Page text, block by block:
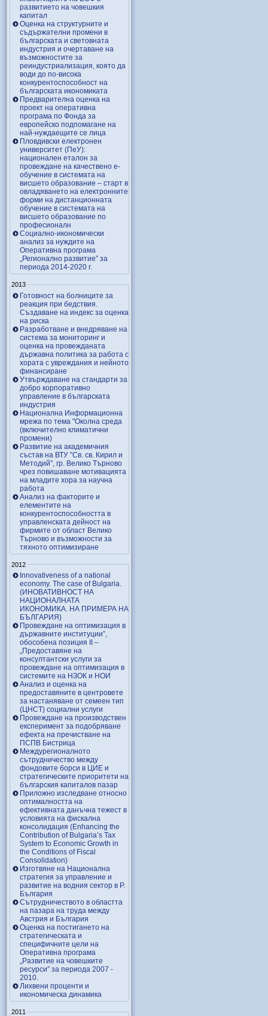
развитието на човешкия
капитал
Оценка на структурните и
съдържателни промени в
българската и световната
индустрия и очертаване на
възможностите за
реиндустриализация, която да
води до по-висока
конкурентоспособност на
българската икономиката
Предварителна оценка на
проект на оперативна
програма по Фонда за
европейско подпомагане на
най-нуждаещите се лица
Пловдивски електронен
университет (ПеУ):
национален еталон за
провеждане на качествено е-
обучение в системата на
висшето образование – старт в
овладяването на електронните
форми на дистанционната
обучение в системата на
висшето образование по
професионалн
Социално-икономически
анализ за нуждите на
Оперативна програма
„Регионално развитие” за
периода 2014-2020 г.
2013
Готовност на болниците за
реакция при бедствия.
Създаване на индекс за оценка
на риска
Разработване и внедряване на
система за мониторинг и
оценка на провежданата
държавна политика за работа с
хората с увреждания и нейното
финансиране
Утвърждаване на стандарти за
добро корпоративно
управление в българската
индустрия
Национална Информационна
мрежа по тема "Околна среда
(включително климатични
промени)
Развитие на академичния
състав на ВТУ ”Св. св. Кирил и
Методий”, гр. Велико Търново
чрез повишаване мотивацията
на младите хора за научна
работа
Анализ на факторите и
елементите на
конкурентоспособността в
управленската дейност на
фирмите от област Велико
Търново и възможности за
тяхното оптимизиране
2012
Innovativeness of a national
economy. The case of Bulgaria.
(ИНОВАТИВНОСТ НА
НАЦИОНАЛНАТА
ИКОНОМИКА. НА ПРИМЕРА НА
БЪЛГАРИЯ)
Провеждане на оптимизация в
държавните институции”,
обособена позиция ІІ –
„Предоставяне на
консултантски услуги за
провеждане на оптимизация в
системите на НЗОК и НОИ
Анализ и оценка на
предоставяните в центровете
за настаняване от семеен тип
(ЦНСТ) социални услуги
Провеждане на производствен
експеримент за подобряване
ефекта на пречистване на
ПСПВ Бистрица
Междурегионалното
сътрудничество между
фондовите борси в ЦИЕ и
стратегическите приоритети на
българския капиталов пазар
Приложно изследване относно
оптималността на
ефективната данъчна тежест в
условията на фискална
консолидация (Enhancing the
Contribution of Bulgaria’s Tax
System to Economic Growth in
the Conditions of Fiscal
Consolidation)
Изготвяне на Национална
стратегия за управление и
развитие на водния сектор в Р.
България
Сътрудничеството в областта
на пазара на труда между
Австрия и България
Оценка на постигането на
стратегическата и
специфичните цели на
Оперативна програма
„Развитие на човешките
ресурси” за периода 2007 ‑
2010.
Лихвени проценти и
икономическа динамика
2011